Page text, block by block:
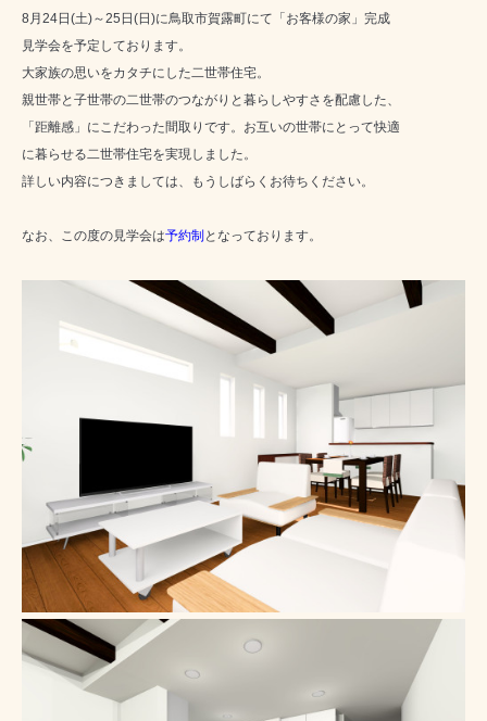
8月24日(土)～25日(日)に鳥取市賀露町にて「お客様の家」完成
見学会を予定しております。
大家族の思いをカタチにした二世帯住宅。
親世帯と子世帯の二世帯のつながりと暮らしやすさを配慮した、
「距離感」にこだわった間取りです。お互いの世帯にとって快適
に暮らせる二世帯住宅を実現しました。
詳しい内容につきましては、もうしばらくお待ちください。
なお、この度の見学会は予約制 となっております。